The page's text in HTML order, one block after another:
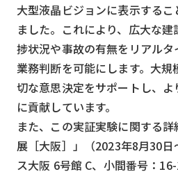
SIM
スマホ
大型液晶ビジョンに表示する
ました。これにより、広大な
捗状況や事故の有無をリアル
業務判断を可能にします。大
切な意思決定をサポートし、よ
に貢献しています。
また、この実証実験に関する
展［大阪］」（2023年8月30
ス大阪 6号館 C、小間番号：